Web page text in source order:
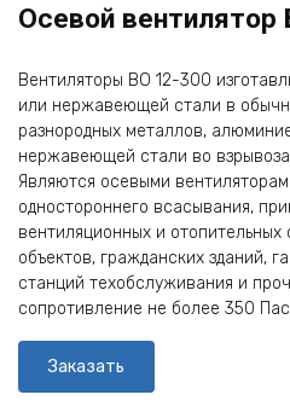
Осевой вентилятор
Вентиляторы ВО 12-300
или нержавеющей стали в
разнородных металлов,
нержавеющей стали во
Являются осевыми
одностороннего всасывания,
вентиляционных и
объектов, гражданских зданий,
станций техобслуживания и
сопротивление не более 350
Заказать